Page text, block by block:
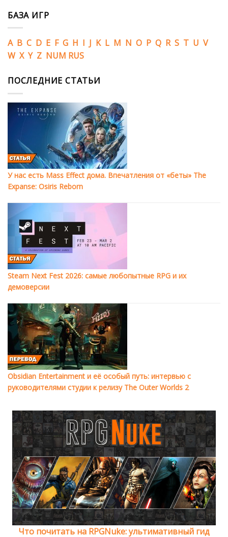
БАЗА ИГР
A B C D E F G H I J K L M N O P Q R S T U V
W X Y Z NUM RUS
ПОСЛЕДНИЕ СТАТЬИ
У нас есть Mass Effect дома. Впечатления от «беты» The
Expanse: Osiris Reborn
Steam Next Fest 2026: самые любопытные RPG и их
демоверсии
Obsidian Entertainment и её особый путь: интервью с
руководителями студии к релизу The Outer Worlds 2
Что почитать на RPGNuke: ультимативный гид